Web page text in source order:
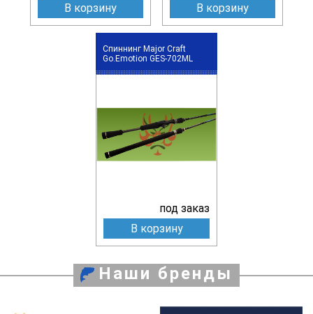
В корзину
В корзину
Спиннинг Major Craft
Go.Emotion GES-702ML
под заказ
В корзину
Наши бренды